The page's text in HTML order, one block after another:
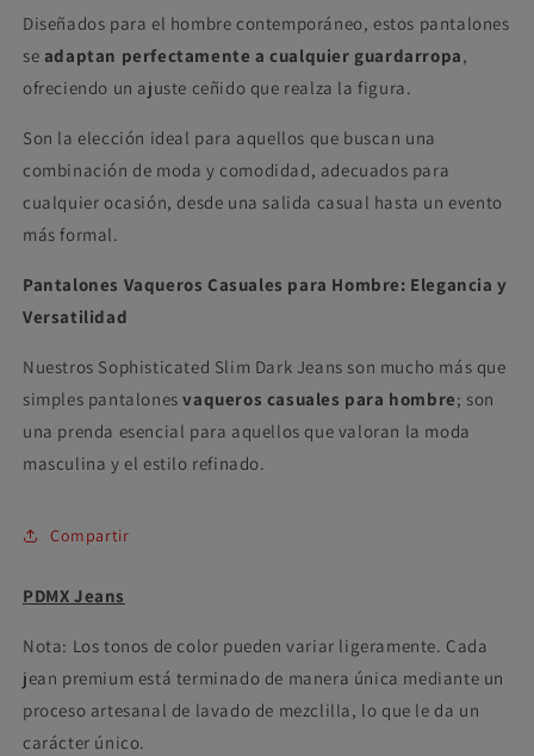
Diseñados para el hombre contemporáneo, estos pantalones
se adaptan perfectamente a cualquier guardarropa,
ofreciendo un ajuste ceñido que realza la figura.
Son la elección ideal para aquellos que buscan una
combinación de moda y comodidad, adecuados para
cualquier ocasión, desde una salida casual hasta un evento
más formal.
Pantalones Vaqueros Casuales para Hombre: Elegancia y
Versatilidad
Nuestros Sophisticated Slim Dark Jeans son mucho más que
simples pantalonesvaqueros casuales para hombre; son
una prenda esencial para aquellos que valoran la moda
masculina y el estilo refinado.
Compartir
PDMX Jeans
Nota: Los tonos de color pueden variar ligeramente. Cada
jean premium está terminado de manera única mediante un
proceso artesanal de lavado de mezclilla, lo que le da un
carácter único.